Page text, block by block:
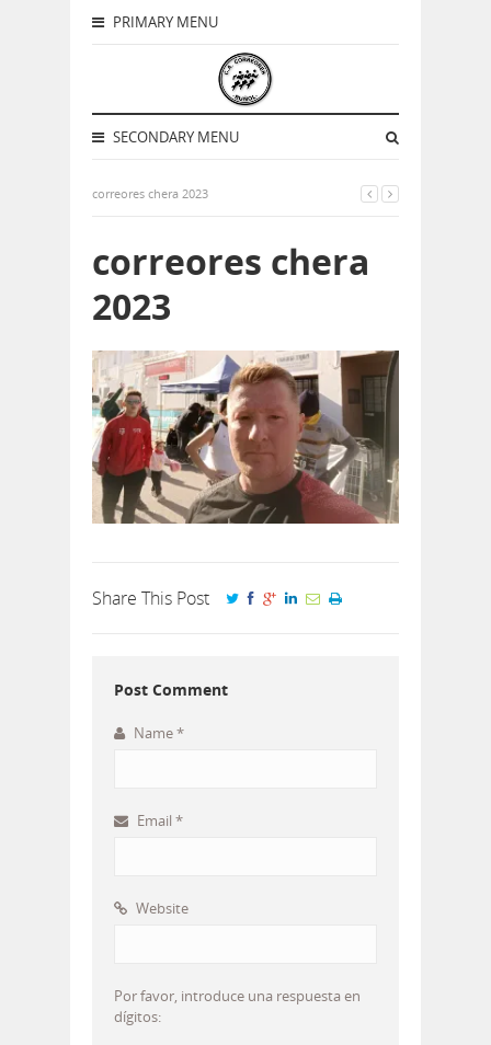
PRIMARY MENU
SECONDARY MENU
correores chera 2023
correores chera
2023
Share This Post
Post Comment
Name*
Email *
Website
Por favor, introduce una respuesta en
dígitos: